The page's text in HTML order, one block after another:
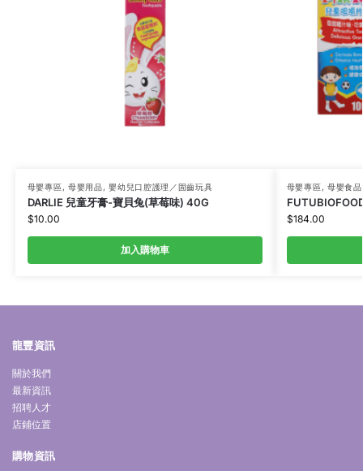
母嬰專區, 母嬰用品,嬰幼兒口腔護理／固齒玩具
DARLIE 兒童牙膏-寶貝兔(草莓味) 40G
$10.00
加入購物車
母嬰專區, 母嬰食品
$184.00
龍豐資訊
關於我們
最新資訊
招聘人才
店鋪位置
購物資訊